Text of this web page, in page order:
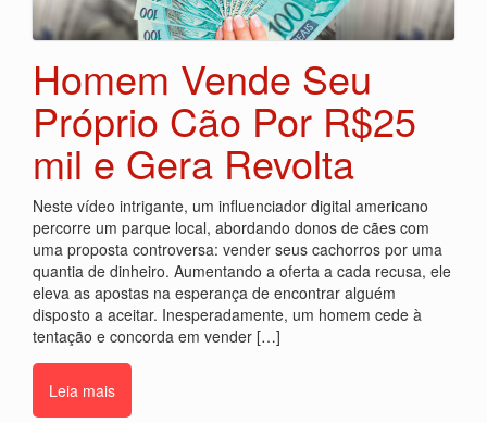
Homem Vende Seu
Próprio Cão Por R$25
mil e Gera Revolta
Neste vídeo intrigante, um influenciador digital americano
percorre um parque local, abordando donos de cães com
uma proposta controversa: vender seus cachorros por uma
quantia de dinheiro. Aumentando a oferta a cada recusa, ele
eleva as apostas na esperança de encontrar alguém
disposto a aceitar. Inesperadamente, um homem cede à
tentação e concorda em vender […]
Leia mais